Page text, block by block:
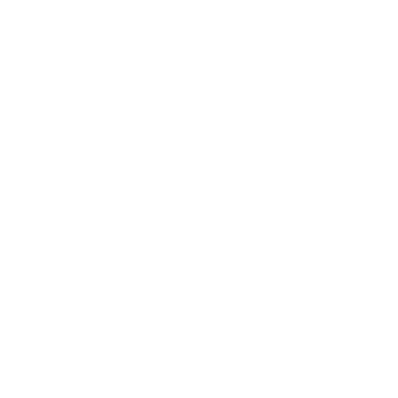
św.